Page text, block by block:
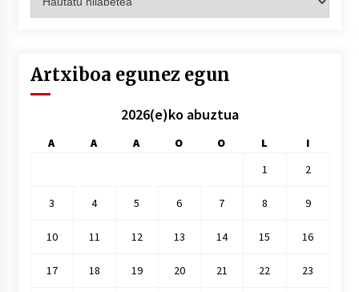
hilez
Artxiboa egunez egun
2026(e)ko abuztua
A A A O O L
I
1
2
3 4 5 6 7 8 9
10 11 12 13 14 15 16
17 18 19 20 21 22 23